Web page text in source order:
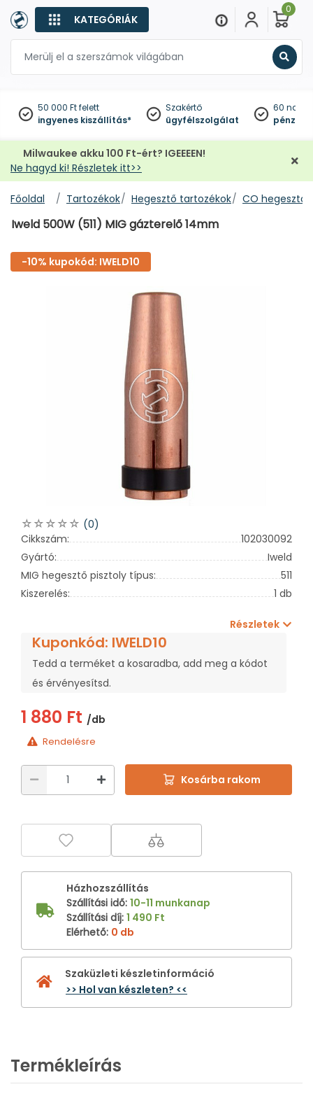
KATEGÓRIÁK
0
50 000 Ft felett
ingyenes kiszállítás*
Szakértő
ügyfélszolgálat
60
Milwaukee akku 100 Ft-ért? IGEEEEN!
Ne hagyd ki! Részletek itt>>
Főoldal Tartozékok Hegesztő tartozékok CO hegesztő
Iweld 500W (511) MIG gázterelő 14mm
-10% kupokód: IWELD10
(0)
Cikkszám:
102030092
Gyártó:
Iweld
MIG hegesztő pisztoly típus:
511
Kiszerelés:
1 db
Részletek
Kuponkód: IWELD10
Tedd a terméket a kosaradba, add meg a kódot
és érvényesítsd.
1 880 Ft /db
Rendelésre
Kosárba rakom
Házhozszállítás
Szállítási idő: 10-11 munkanap
Szállítási díj: 1 490 Ft
Elérhető: 0 db
Szaküzleti készletinformáció
>> Hol van készleten? <<
Termékleírás